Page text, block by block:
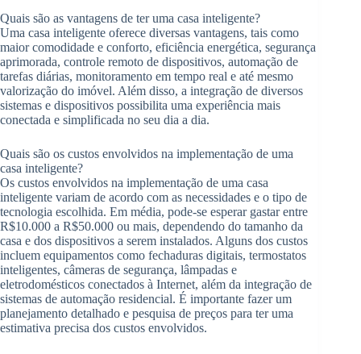
Quais são as vantagens de ter uma casa inteligente?
Uma casa inteligente oferece diversas vantagens, tais como
maior comodidade e conforto, eficiência energética, segurança
aprimorada, controle remoto de dispositivos, automação de
tarefas diárias, monitoramento em tempo real e até mesmo
valorização do imóvel. Além disso, a integração de diversos
sistemas e dispositivos possibilita uma experiência mais
conectada e simplificada no seu dia a dia.
Quais são os custos envolvidos na implementação de uma
casa inteligente?
Os custos envolvidos na implementação de uma casa
inteligente variam de acordo com as necessidades e o tipo de
tecnologia escolhida. Em média, pode-se esperar gastar entre
R$10.000 a R$50.000 ou mais, dependendo do tamanho da
casa e dos dispositivos a serem instalados. Alguns dos custos
incluem equipamentos como fechaduras digitais, termostatos
inteligentes, câmeras de segurança, lâmpadas e
eletrodomésticos conectados à Internet, além da integração de
sistemas de automação residencial. É importante fazer um
planejamento detalhado e pesquisa de preços para ter uma
estimativa precisa dos custos envolvidos.